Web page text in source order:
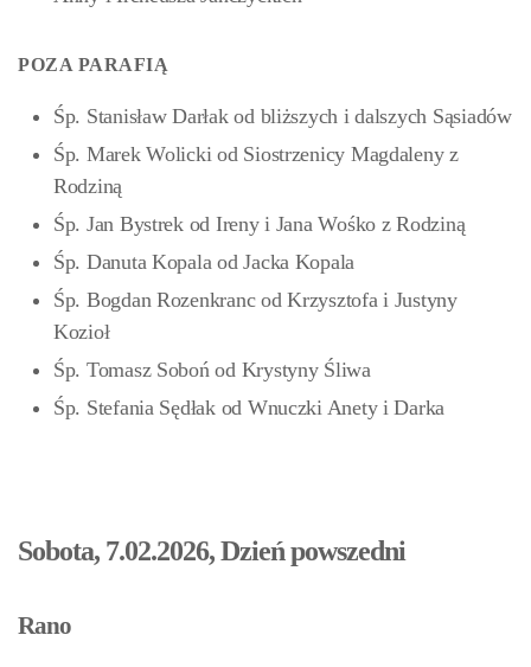
POZA PARAFIĄ
Śp. Stanisław Darłak od bliższych i dalszych Sąsiadów
Śp. Marek Wolicki od Siostrzenicy Magdaleny z
Rodziną
Śp. Jan Bystrek od Ireny i Jana Wośko z Rodziną
Śp. Danuta Kopala od Jacka Kopala
Śp. Bogdan Rozenkranc od Krzysztofa i Justyny
Kozioł
Śp. Tomasz Soboń od Krystyny Śliwa
Śp. Stefania Sędłak od Wnuczki Anety i Darka
Sobota, 7.02.2026, Dzień powszedni
Rano